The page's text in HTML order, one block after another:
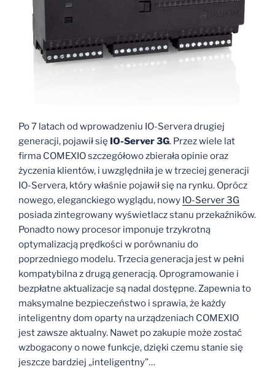
Po 7 latach od wprowadzeniu IO-Servera drugiej
generacji, pojawił się IO-Server 3G. Przez wiele lat
firma COMEXIO szczegółowo zbierała opinie oraz
życzenia klientów, i uwzględniła je w trzeciej generacji
IO-Servera, który właśnie pojawił się na rynku. Oprócz
nowego, eleganckiego wyglądu, nowy IO-Server 3G
posiada zintegrowany wyświetlacz stanu przekaźników.
Ponadto nowy procesor imponuje trzykrotną
optymalizacją prędkości w porównaniu do
poprzedniego modelu. Trzecia generacja jest w pełni
kompatybilna z drugą generacją. Oprogramowanie i
bezpłatne aktualizacje są nadal dostępne. Zapewnia to
maksymalne bezpieczeństwo i sprawia, że każdy
inteligentny dom oparty na urządzeniach COMEXIO
jest zawsze aktualny. Nawet po zakupie może zostać
wzbogacony o nowe funkcje, dzięki czemu stanie się
jeszcze bardziej „inteligentny”…